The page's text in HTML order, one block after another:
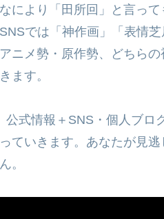
により「田所回」と言っ
では「神作画」「表情
ニメ勢・原作勢、どちら
ます。
公式情報＋SNS・個人ブロ
ていきます。あなたが見
。